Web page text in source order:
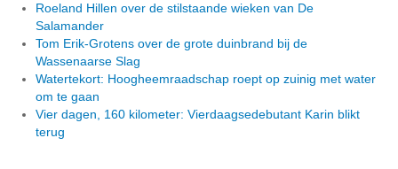
Roeland Hillen over de stilstaande wieken van De
Salamander
Tom Erik-Grotens over de grote duinbrand bij de
Wassenaarse Slag
Watertekort: Hoogheemraadschap roept op zuinig met water
om te gaan
Vier dagen, 160 kilometer: Vierdaagsedebutant Karin blikt
terug